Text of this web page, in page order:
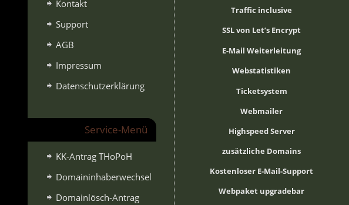
Traffic inclusive
SSL von Let’s Encrypt
E-Mail Weiterleitung
Webstatistiken
Ticketsystem
Webmailer
Highspeed Server
zusätzliche Domains
Kostenloser E-Mail-Support
Webpaket upgradebar
Kontakt
Support
AGB
Impressum
Datenschutzerklärung
Service-Menü
KK-Antrag THoPoH
Domaininhaberwechsel
Domainlösch-Antrag